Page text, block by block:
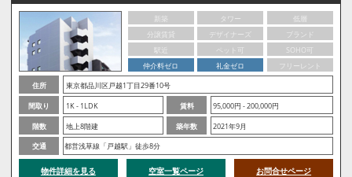
新築 タワー
低層
分譲賃貸
デザイナーズ
ブランド
駅近
ペット可
SOHO可
仲介料ゼロ
礼金ゼロ
フリーレント
住所
東京都品川区戸越1丁目29番10号
間取り
1K - 1LDK 賃料
95,000円 - 200,000円
階数
地上8階建 築年数
2021年9月
交通
都営浅草線「戸越駅」徒歩8分
物件詳細を見る 空室一覧ページ お問合せページ